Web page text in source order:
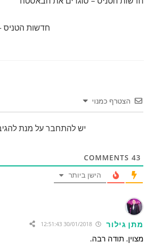
נוספים
חדשות הטניס
הצטרף כמנוי
יש להתחבר על מנת
43
הישן ביותר
מתן גילור
מצוין. תודה רבה.